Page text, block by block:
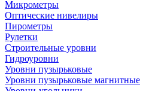
Микрометры
Оптические нивелиры
Пирометры
Рулетки
Строительные уровни
Гидроуровни
Уровни пузырьковые
Уровни пузырьковые магнитные